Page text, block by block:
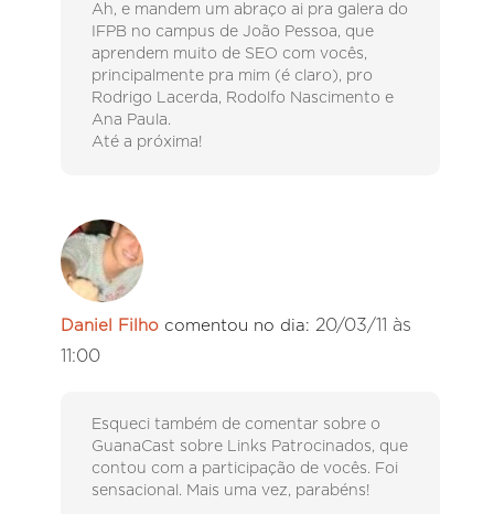
Ah, e mandem um abraço ai pra galera do
IFPB no campus de João Pessoa, que
aprendem muito de SEO com vocês,
principalmente pra mim (é claro), pro
Rodrigo Lacerda, Rodolfo Nascimento e
Ana Paula.
Até a próxima!
Daniel Filho comentou no dia: 20/03/11 às
11:00
Esqueci também de comentar sobre o
GuanaCast sobre Links Patrocinados, que
contou com a participação de vocês. Foi
sensacional. Mais uma vez, parabéns!